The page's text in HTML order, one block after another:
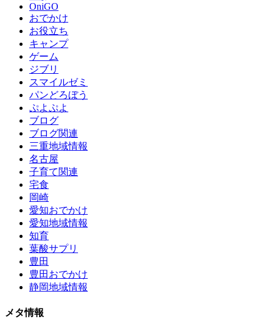
OniGO
おでかけ
お役立ち
キャンプ
ゲーム
ジブリ
スマイルゼミ
パンどろぼう
ぷよぷよ
ブログ
ブログ関連
三重地域情報
名古屋
子育て関連
宅食
岡崎
愛知おでかけ
愛知地域情報
知育
葉酸サプリ
豊田
豊田おでかけ
静岡地域情報
メタ情報